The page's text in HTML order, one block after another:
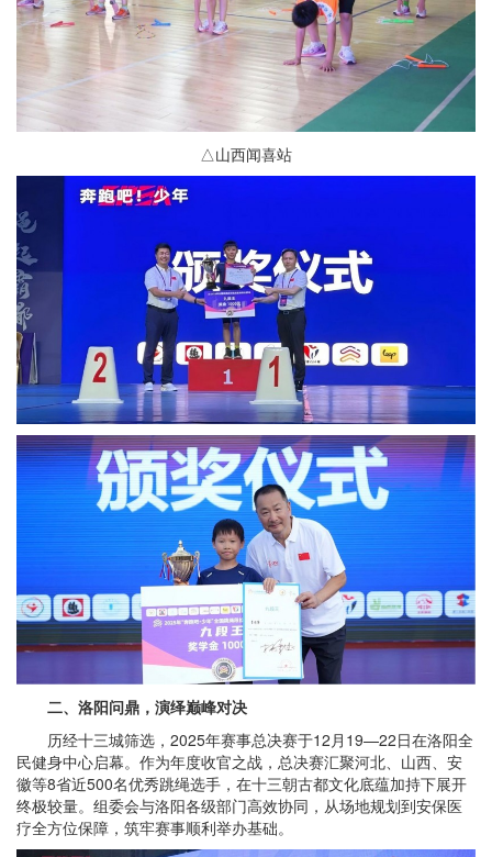
△山西闻喜站
二、洛阳问鼎，演绎巅峰对决
历经十三城筛选，2025年赛事总决赛于12月19—22日在洛阳全
民健身中心启幕。作为年度收官之战，总决赛汇聚河北、山西、安
徽等8省近500名优秀跳绳选手，在十三朝古都文化底蕴加持下展开
终极较量。组委会与洛阳各级部门高效协同，从场地规划到安保医
疗全方位保障，筑牢赛事顺利举办基础。